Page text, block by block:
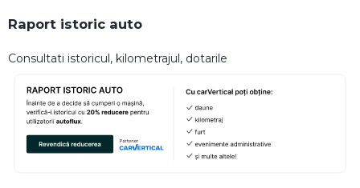
Raport istoric auto
Consultati istoricul, kilometrajul, dotarile